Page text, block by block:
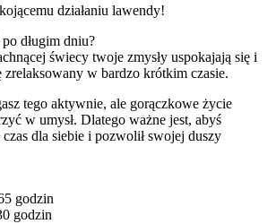
działaniu lawendy!
długim dniu?
świecy twoje zmysły uspokajają się i
zrelaksowany w bardzo krótkim czasie.
tego aktywnie, ale gorączkowe życie
w umysł. Dlatego ważne jest, abyś
dla siebie i pozwolił swojej duszy
godzin
godzin